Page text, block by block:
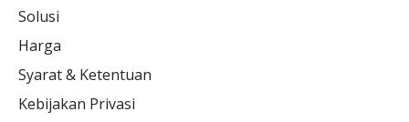
Solusi
Harga
Syarat & Ketentuan
Kebijakan Privasi